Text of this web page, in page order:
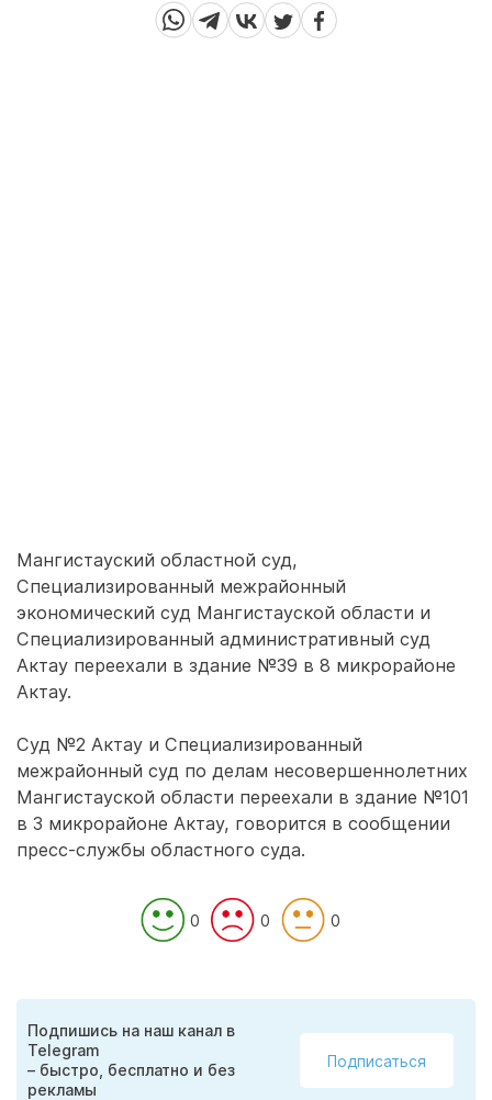
Мангистауский областной суд,
Специализированный межрайонный
экономический суд Мангистауской области и
Специализированный административный суд
Актау переехали в здание №39 в 8 микрорайоне
Актау.
Суд №2 Актау и Специализированный
межрайонный суд по делам несовершеннолетних
Мангистауской области переехали в здание №101
в 3 микрорайоне Актау, говорится в сообщении
пресс-службы областного суда.
0 0 0
Подпишись на наш канал в
Telegram
– быстро, бесплатно и без
рекламы
Подписаться